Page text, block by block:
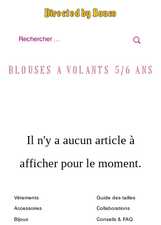
Directed by Nauco
Il n'y a aucun article à
afficher pour le moment.
BLOUSES A VOLANTS 5/6 ANS
Vêtements
Accessoires
Bijoux
Guide des tailles
Collaborations
Conseils & FAQ